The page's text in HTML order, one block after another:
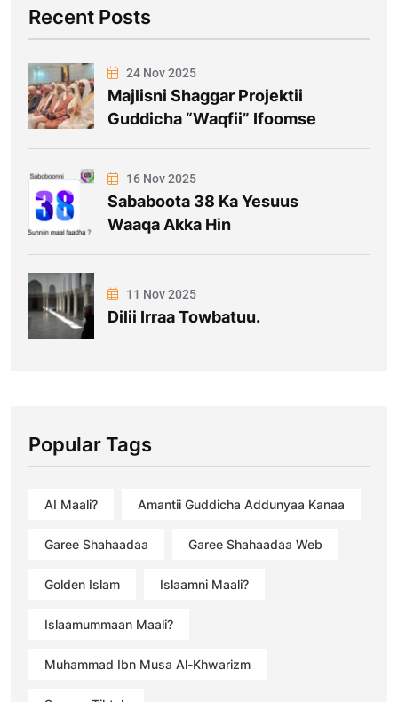
Recent Posts
24 Nov 2025
Majlisni Shaggar Projektii
Guddicha “Waqfii” Ifoomse
16 Nov 2025
Sababoota 38 Ka Yesuus
Waaqa Akka Hin
11 Nov 2025
Dilii Irraa Towbatuu.
Popular Tags
AI Maali? Amantii Guddicha Addunyaa Kanaa
Garee Shahaadaa Garee Shahaadaa Web
Golden Islam Islaamni Maali?
Islaamummaan Maali?
Muhammad Ibn Musa Al-Khwarizm